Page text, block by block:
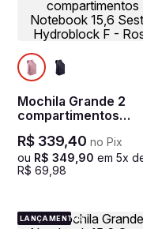
Mochila Grande 2
compartimentos
Notebook 15,6
Hydroblock F - Rosa
R$ 339,40 no Pix
ou R$ 349 90 em 5x
R$ 69 98
LANÇAMENTOS